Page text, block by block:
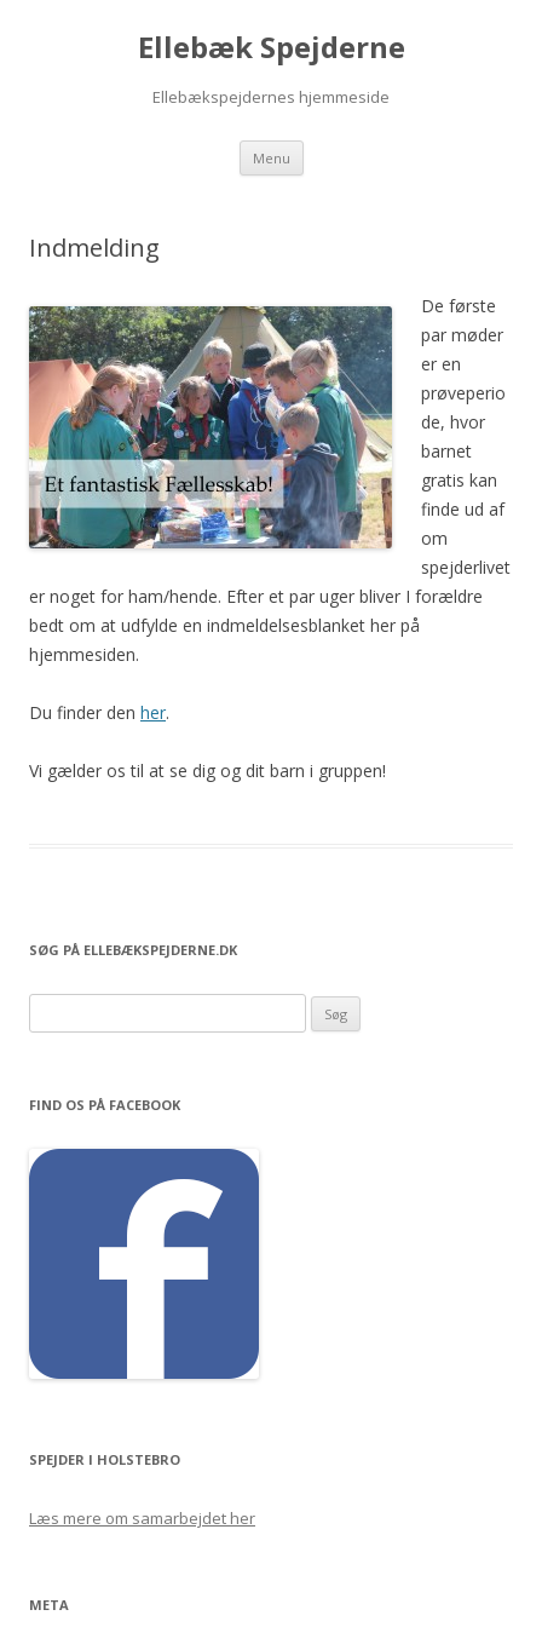
Ellebæk Spejderne
Ellebækspejdernes hjemmeside
Menu Hop
indhold
Indmelding
De første
par møder
er en
prøveperio
de, hvor
barnet
gratis kan
finde ud af
om
spejderlivet
er noget for ham/hende. Efter et par uger bliver I forældre
bedt om at udfylde en indmeldelsesblanket her på
hjemmesiden.
Du finder den her.
Vi gælder os til at se dig og dit barn i gruppen!
SØG PÅ ELLEBÆKSPEJDERNE.DK
ø
e
e
FIND OS PÅ FACEBOOK
SPEJDER I HOLSTEBRO
Læs mere om samarbejdet her
META